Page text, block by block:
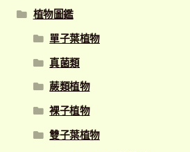
植物圖鑑
單子葉植物
真菌類
蕨類植物
裸子植物
雙子葉植物